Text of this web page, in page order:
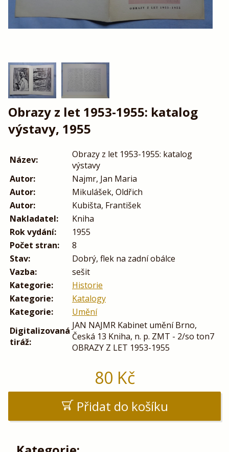
Obrazy z let 1953-1955: katalog
výstavy, 1955
Název:
Obrazy z let 1953-1955: katalog
výstavy
Autor:
Najmr, Jan Maria
Autor:
Mikulášek, Oldřich
Autor:
Kubišta, František
Nakladatel:
Kniha
Rok vydání:
1955
Počet stran:
8
Stav:
Dobrý, flek na zadní obálce
Vazba:
sešit
Kategorie:
Historie
Kategorie:
Katalogy
Kategorie:
Umění
Digitalizovaná
tiráž:
JAN NAJMR Kabinet umění Brno,
Česká 13 Kniha, n. p. ZMT - 2/so ton7
OBRAZY Z LET 1953-1955
80 Kč
Přidat do košíku